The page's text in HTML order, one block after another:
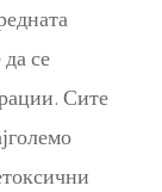
се
Сите